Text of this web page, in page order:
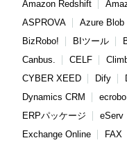
Amazon Redshift
ASPROVA
Azure Blob
BizRobo!
BIツール
Canbus.
CELF
CYBER XEED
Dify
Dynamics CRM
ecrobo
ERPパッケージ
eServ
Exchange Online
FAX